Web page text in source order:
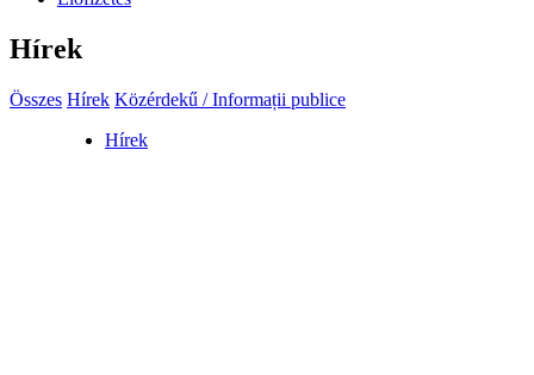
Hírek
Összes Hírek Közérdekű / Informații publice
Hírek